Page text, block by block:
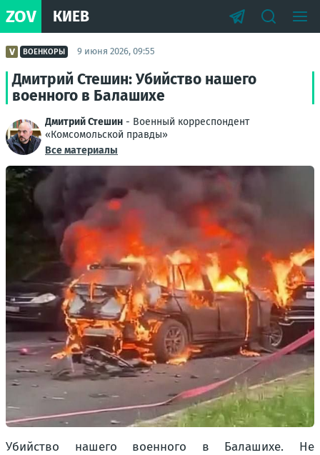
ZOV КИЕВ
ВОЕНКОРЫ 9 июня 2026, 09:55
Дмитрий Стешин: Убийство нашего
военного в Балашихе
Дмитрий Стешин - Военный корреспондент
«Комсомольской правды»
Все материалы
Убийство нашего военного в Балашихе. Не